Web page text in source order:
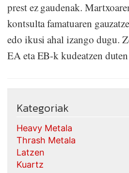
prest ez gaudenak.
kontsulta famatuaren
edo ikusi ahal izango dugu.
EA eta EB-k kudeatzen
Kategoriak
Heavy Metala
Thrash Metala
Latzen
Kuartz